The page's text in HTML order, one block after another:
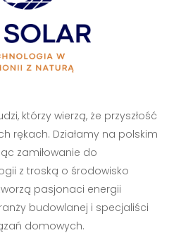
którzy wierzą, że przyszłość
rękach. Działamy na polskim
zamiłowanie do
z troską o środowisko
pasjonaci energii
budowlanej i specjaliści
domowych.